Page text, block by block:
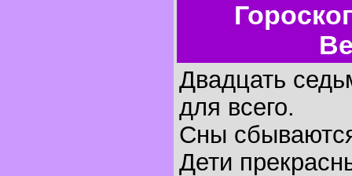
Двадцать
для всего.
Сны
Дети